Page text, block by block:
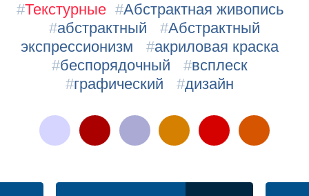
#Текстурные #Абстрактная живопись
#абстрактный #Абстрактный
экспрессионизм
#акриловая краска
#беспорядочный #всплеск
#графический #дизайн